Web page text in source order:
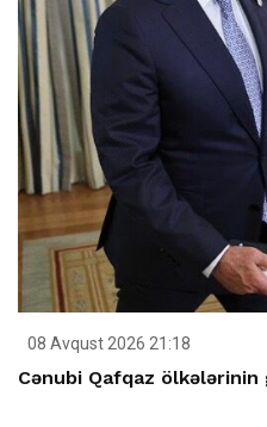
08 Avqust 2026 21:18
Cənubi Qafqaz ölkələrinin